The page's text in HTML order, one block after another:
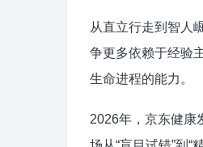
从直立行走到智人
争更多依赖于经验
生命进程的能力。
2026年，京东健康